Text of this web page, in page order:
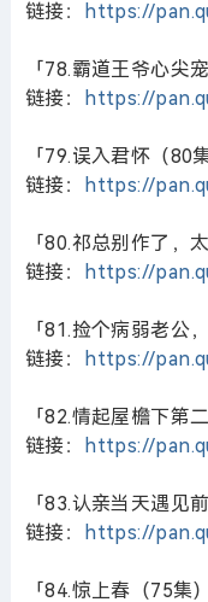
链接：
https://
「78.霸道王爷心尖
链接：
https://
「79.误入君怀（80
链接：
https://
「80.祁总别作了，
链接：
https://
「81.捡个病弱老公
链接：
https://
「82.情起屋檐下第
链接：
https://
「83.认亲当天遇见
链接：
https://
「84.惊上春（75集）